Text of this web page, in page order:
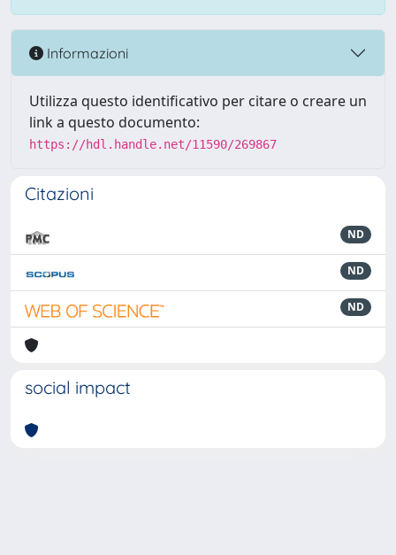
Informazioni
Utilizza questo identificativo per citare o creare un
link a questo documento:
https://hdl.handle.net/11590/269867
Citazioni
ND
ND
ND
social impact